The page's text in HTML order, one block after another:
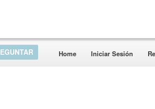
Home Iniciar Sesión